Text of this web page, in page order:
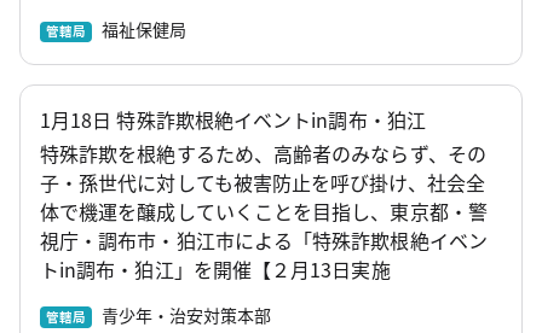
管轄局 福祉保健局
1月18日 特殊詐欺根絶イベントin調布・狛江
特殊詐欺を根絶するため、高齢者のみならず、その
子・孫世代に対しても被害防止を呼び掛け、社会全
体で機運を醸成していくことを目指し、東京都・警
視庁・調布市・狛江市による「特殊詐欺根絶イベン
トin調布・狛江」を開催【２月13日実施
管轄局 青少年・治安対策本部